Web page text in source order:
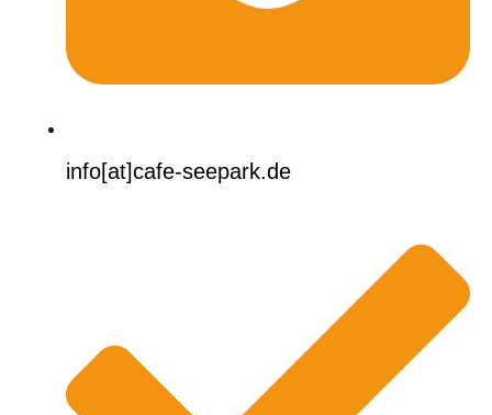
info[at]cafe-seepark.de